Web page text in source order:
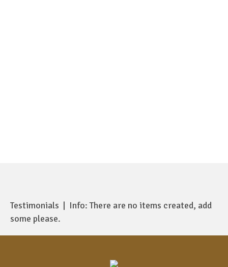
Testimonials | Info: There are no items created, add
some please.